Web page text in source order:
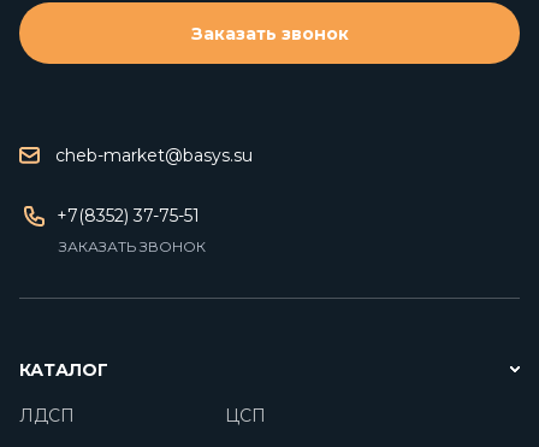
cheb-market@basys.su
+7(8352) 37-75-51
ЗАКАЗАТЬ ЗВОНОК
Заказать звонок
КАТАЛОГ
ЛДСП
ЦСП